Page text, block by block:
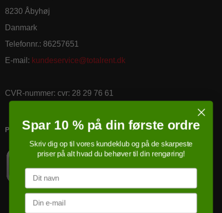
8230 Åbyhøj
Danmark
Telefonnr.: 86257651
E-mail : kundeservice@totalrent.dk
CVR-nummer: cvr: 28 29 76 61
PRICERUNNER KØBSGARANTI
Spar 10 % på din første ordre
Skriv dig op til vores kundeklub og på de skarpeste
priser på alt hvad du behøver til din rengøring!
Navn
Email